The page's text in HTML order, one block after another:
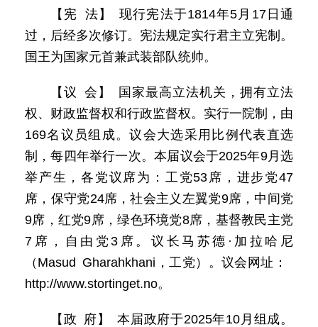
【宪 法】 现行宪法于1814年5月17日通
过，后经多次修订。宪法规定实行君主立宪制。
国王为国家元首兼武装部队统帅。
【议 会】 国家最高立法机关，拥有立法
权、财政监督权和行政监督权。实行一院制，由
169名议员组成。议会大选采用比例代表直选
制，每四年举行一次。本届议会于2025年9月选
举产生，各党议席为：工党53席，进步党47
席，保守党24席，社会主义左翼党9席，中间党
9席，红党9席，绿色环境党8席，基督教民主党
7席，自由党3席。议长马苏德·加拉哈尼
（Masud Gharahkhani，工党）。议会网址：
http://www.stortinget.no。
【政 府】 本届政府于2025年10月组成。